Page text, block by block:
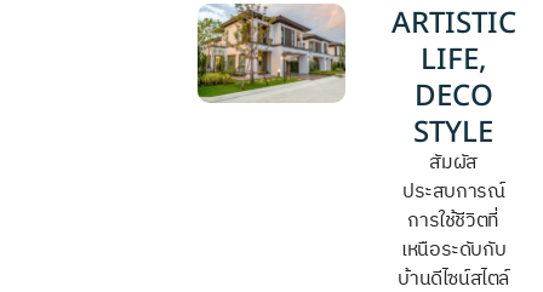
ARTISTIC
LIFE,
DECO
STYLE
สัมผัส
ประสบการณ์
การใช้ชีวิตที่
เหนือระดับกับ
บ้านดีไซน์สไตล์